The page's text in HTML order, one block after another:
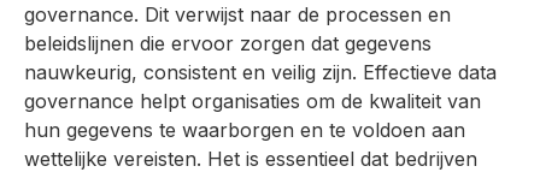
governance. Dit verwijst naar de processen en
beleidslijnen die ervoor zorgen dat gegevens
nauwkeurig, consistent en veilig zijn. Effectieve data
governance helpt organisaties om de kwaliteit van
hun gegevens te waarborgen en te voldoen aan
wettelijke vereisten. Het is essentieel dat bedrijven